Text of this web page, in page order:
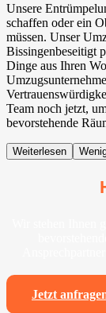
Unsere
schaffen oder ein
müssen. Unser
Bissingen⁠beseitigt
Dinge aus Ihren
Team noch jetzt,
bevorstehende
Weiterlesen
Jetzt